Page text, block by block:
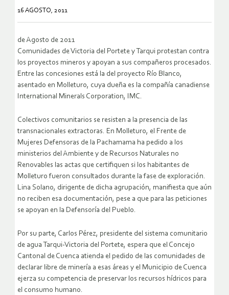
16 AGOSTO, 2011
de Agosto de 2011
Comunidades de Victoria del Portete y Tarqui protestan contra
los proyectos mineros y apoyan a sus compañeros procesados.
Entre las concesiones está la del proyecto Río Blanco,
asentado en Molleturo, cuya dueña es la compañía canadiense
International Minerals Corporation, IMC.
Colectivos comunitarios se resisten a la presencia de las
transnacionales extractoras. En Molleturo, el Frente de
Mujeres Defensoras de la Pachamama ha pedido a los
ministerios del Ambiente y de Recursos Naturales no
Renovables las actas que certifiquen si los habitantes de
Molleturo fueron consultados durante la fase de exploración.
Lina Solano, dirigente de dicha agrupación, manifiesta que aún
no reciben esa documentación, pese a que para las peticiones
se apoyan en la Defensoría del Pueblo.
Por su parte, Carlos Pérez, presidente del sistema comunitario
de agua Tarqui-Victoria del Portete, espera que el Concejo
Cantonal de Cuenca atienda el pedido de las comunidades de
declarar libre de minería a esas áreas y el Municipio de Cuenca
ejerza su competencia de preservar los recursos hídricos para
el consumo humano.